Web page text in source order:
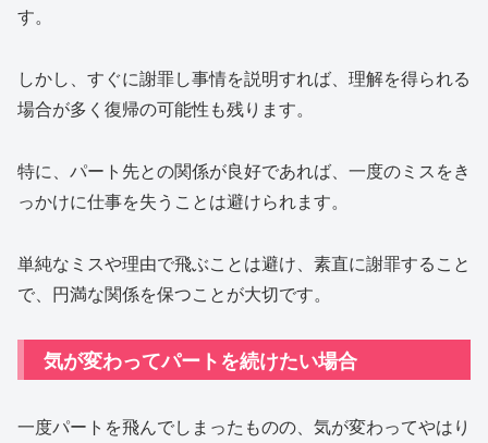
す。
しかし、すぐに謝罪し事情を説明すれば、理解を得られる
場合が多く復帰の可能性も残ります。
特に、パート先との関係が良好であれば、一度のミスをき
っかけに仕事を失うことは避けられます。
単純なミスや理由で飛ぶことは避け、素直に謝罪すること
で、円満な関係を保つことが大切です。
気が変わってパートを続けたい場合
一度パートを飛んでしまったものの、気が変わってやはり